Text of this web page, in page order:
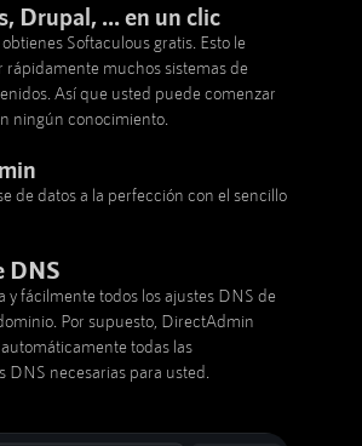
Drupal, ... en un clic
Softaculous gratis. Esto le
rápidamente muchos sistemas de
Así que usted puede comenzar
ningún conocimiento.
de datos a la perfección con el sencillo
DNS
y fácilmente todos los ajustes DNS de
Por supuesto, DirectAdmin
todas las
DNS necesarias para usted.